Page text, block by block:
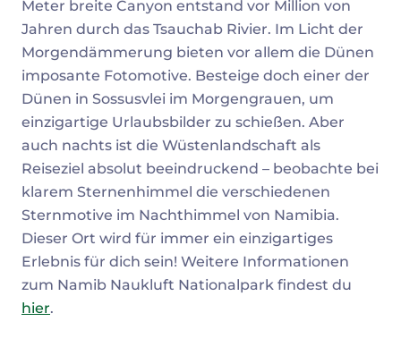
Meter breite Canyon entstand vor Million von
Jahren durch das Tsauchab Rivier. Im Licht der
Morgendämmerung bieten vor allem die Dünen
imposante Fotomotive. Besteige doch einer der
Dünen in Sossusvlei im Morgengrauen, um
einzigartige Urlaubsbilder zu schießen. Aber
auch nachts ist die Wüstenlandschaft als
Reiseziel absolut beeindruckend – beobachte bei
klarem Sternenhimmel die verschiedenen
Sternmotive im Nachthimmel von Namibia.
Dieser Ort wird für immer ein einzigartiges
Erlebnis für dich sein! Weitere Informationen
zum Namib Naukluft Nationalpark findest du
hier.